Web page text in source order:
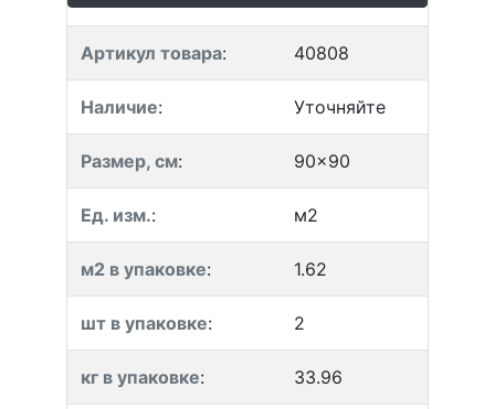
Артикул товара: 40808
Наличие: Уточняйте
Размер, см: 90x90
Ед. изм.: м2
м2 в упаковке: 1.62
шт в упаковке: 2
кг в упаковке: 33.96